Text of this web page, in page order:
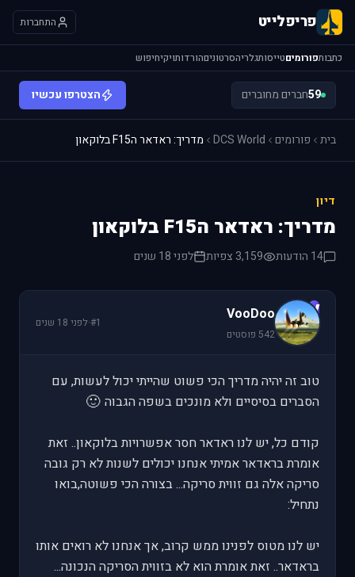
פריפלייט התחברות
כתבותפורומיםטייסותגלריהסרטוניםהורדותויקיחיפוש
59חברים מחוברים הצטרפו עכשיו
בית פורומים DCS World מדריך: ראדאר הF15 בלוקאון
דיון
מדריך: ראדאר הF15 בלוקאון
14 הודעות 3,159 צפיות לפני 18 שנים
V
VooDoo
542 פוסטים
#1
·לפני 18 שנים
טוב זה יהיה מדריך הכי פשוט שהייתי יכול לעשות, עם
הסברים בסיסיים ולא מונכים בשפה הגבוה 🙂
קודם כל, יש לנו ראדאר חסר אפשרויות בלוקאון.. זאת
אומרת בראדאר אמיתי אנחנו יכולים לשנות לא רק גובה
סריקה אלה גם זווית סריקה... בצורה הכי פשוטה,בואו
נתחיל:
יש לנו מטוס לפנינו ממש קרוב, אך אנחנו לא רואים אותו
בראדאר.. זאת אומרת הוא לא בזווית הסריקה הנכונה...